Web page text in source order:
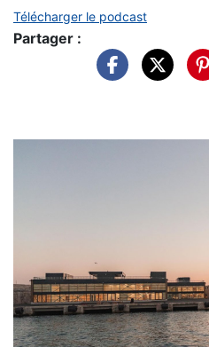
Télécharger le podcast
Partager :